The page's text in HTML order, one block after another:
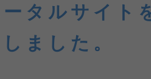
タルサイト
ました。